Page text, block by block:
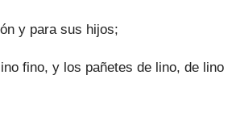
y para sus hijos;
fino, y los pañetes de lino, de lino